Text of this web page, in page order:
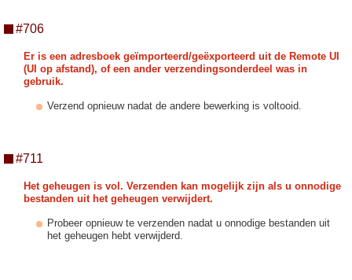
#706
Er is een adresboek geïmporteerd/geëxporteerd uit de Remote UI
(UI op afstand), of een ander verzendingsonderdeel was in
gebruik.
Verzend opnieuw nadat de andere bewerking is voltooid.
#711
Het geheugen is vol. Verzenden kan mogelijk zijn als u onnodige
bestanden uit het geheugen verwijdert.
Probeer opnieuw te verzenden nadat u onnodige bestanden uit
het geheugen hebt verwijderd.